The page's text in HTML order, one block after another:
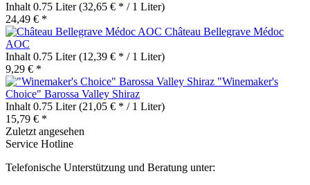
Inhalt 0.75 Liter(32,65 € * / 1 Liter)
24,49 € *
Château Bellegrave Médoc
AOC
Inhalt 0.75 Liter(12,39 € * / 1 Liter)
9,29 € *
"Winemaker's
Choice" Barossa Valley Shiraz
Inhalt 0.75 Liter(21,05 € * / 1 Liter)
15,79 € *
Zuletzt angesehen
Service Hotline
Telefonische Unterstützung und Beratung unter: